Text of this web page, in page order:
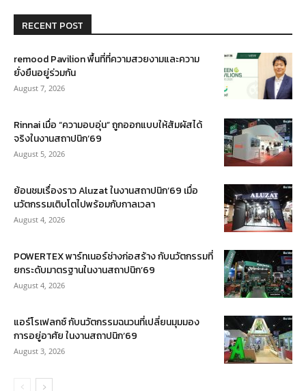
RECENT POST
remood Pavilion พื้นที่ที่ความสวยงามและความ
ยั่งยืนอยู่ร่วมกัน
August 7, 2026
Rinnai เมื่อ “ความอบอุ่น” ถูกออกแบบให้สัมผัสได้
จริงในงานสถาปนิก’69
August 5, 2026
ย้อนชมเรื่องราว Aluzat ในงานสถาปนิก’69 เมื่อ
นวัตกรรมเติบโตไปพร้อมกับกาลเวลา
August 4, 2026
POWERTEX พาร์ทเนอร์ช่างก่อสร้าง กับนวัตกรรมที่
ยกระดับมาตรฐานในงานสถาปนิก’69
August 4, 2026
แอร์โรเฟลกซ์ กับนวัตกรรมฉนวนที่เปลี่ยนมุมมอง
การอยู่อาศัย ในงานสถาปนิก’69
August 3, 2026